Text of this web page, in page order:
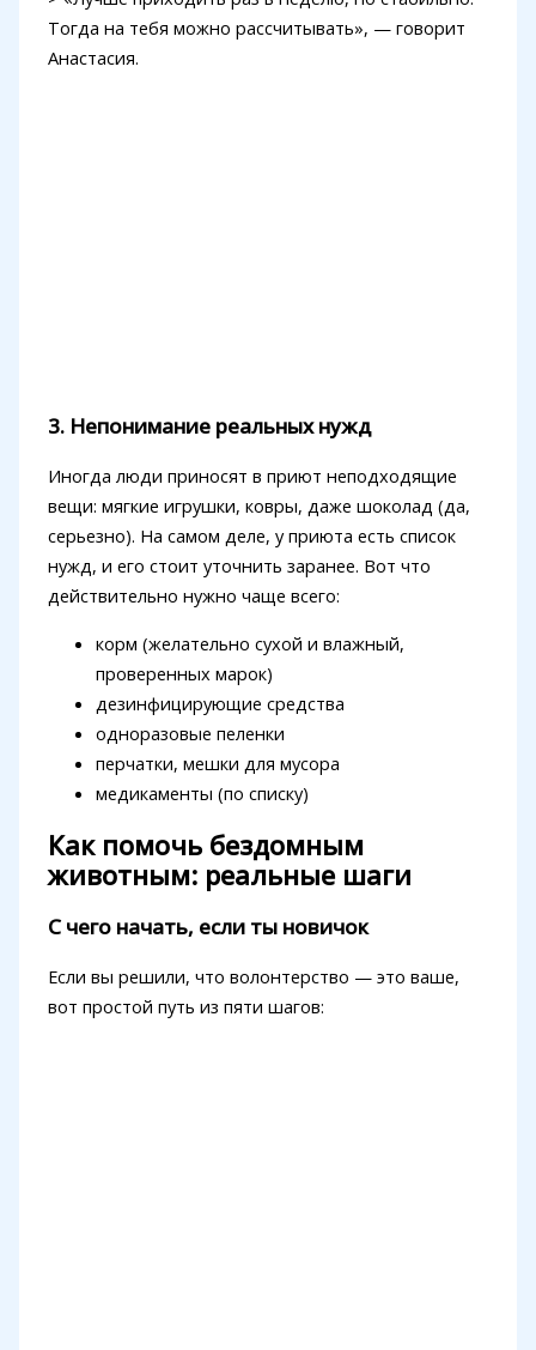
Тогда на тебя можно рассчитывать», — говорит
Анастасия.
3. Непонимание реальных нужд
Иногда люди приносят в приют неподходящие
вещи: мягкие игрушки, ковры, даже шоколад (да,
серьезно). На самом деле, у приюта есть список
нужд, и его стоит уточнить заранее. Вот что
действительно нужно чаще всего:
корм (желательно сухой и влажный,
проверенных марок)
дезинфицирующие средства
одноразовые пеленки
перчатки, мешки для мусора
медикаменты (по списку)
Как помочь бездомным
животным: реальные шаги
С чего начать, если ты новичок
Если вы решили, что волонтерство — это ваше,
вот простой путь из пяти шагов: